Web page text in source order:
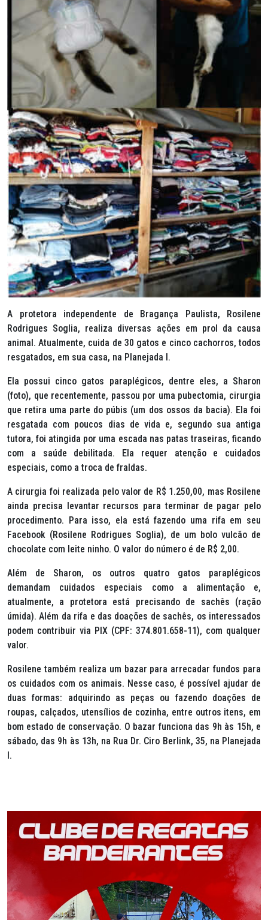
A protetora independente de Bragança Paulista, Rosilene
Rodrigues Soglia, realiza diversas ações em prol da causa
animal. Atualmente, cuida de 30 gatos e cinco cachorros, todos
resgatados, em sua casa, na Planejada I.
Ela possui cinco gatos paraplégicos, dentre eles, a Sharon
(foto), que recentemente, passou por uma pubectomia, cirurgia
que retira uma parte do púbis (um dos ossos da bacia). Ela foi
resgatada com poucos dias de vida e, segundo sua antiga
tutora, foi atingida por uma escada nas patas traseiras, ficando
com a saúde debilitada. Ela requer atenção e cuidados
especiais, como a troca de fraldas.
A cirurgia foi realizada pelo valor de R$ 1.250,00, mas Rosilene
ainda precisa levantar recursos para terminar de pagar pelo
procedimento. Para isso, ela está fazendo uma rifa em seu
Facebook (Rosilene Rodrigues Soglia), de um bolo vulcão de
chocolate com leite ninho. O valor do número é de R$ 2,00.
Além de Sharon, os outros quatro gatos paraplégicos
demandam cuidados especiais como a alimentação e,
atualmente, a protetora está precisando de sachês (ração
úmida). Além da rifa e das doações de sachês, os interessados
podem contribuir via PIX (CPF: 374.801.658-11), com qualquer
valor.
Rosilene também realiza um bazar para arrecadar fundos para
os cuidados com os animais. Nesse caso, é possível ajudar de
duas formas: adquirindo as peças ou fazendo doações de
roupas, calçados, utensílios de cozinha, entre outros itens, em
bom estado de conservação. O bazar funciona das 9h às 15h, e
sábado, das 9h às 13h, na Rua Dr. Ciro Berlink, 35, na Planejada
I.